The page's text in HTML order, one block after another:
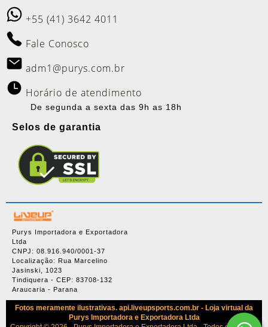
+55 (41) 3642 4011
Fale Conosco
adm1@purys.com.br
Horário de atendimento
De segunda a sexta das 9h as 18h
Selos de garantia
Purys Importadora e Exportadora
Ltda
CNPJ: 08.916.940/0001-37
Localização: Rua Marcelino
Jasinski, 1023
Tindiquera - CEP: 83708-132
Araucaria - Parana
Fotos meramente ilustrativas. api.liveupsports.com.br - Loja virtual da
Purys Importadora e Exportadora Ltda